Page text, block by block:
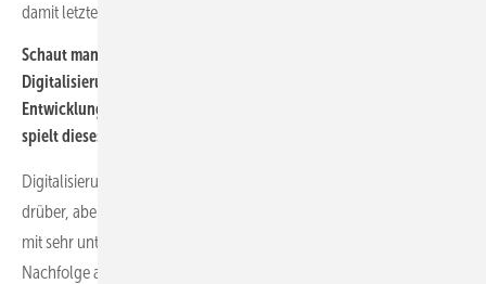
damit letztendlich den Unternehmenswert zu steigern.
Schaut man auf die aktuellen Themen in der Branche, ist vor allem
Digitalisierung ein viel zitiertes Thema, wenn es um das
Entwicklungspotenzial im SHK-Fachhandwerk geht. Welche Rolle
spielt dieses Thema Ihrer Meinung nach für die ERFA Gruppen?
Digitalisierung ist in gewisser Weise ein Branchen-Yeti: Alle reden
drüber, aber man sieht nie einen. Ich glaube, dass die Digitalisierung
mit sehr unterschiedlicher Geschwindigkeit laufen wird. Da wo
Nachfolge ansteht, wo eine jüngere Generation in den Startlöchern